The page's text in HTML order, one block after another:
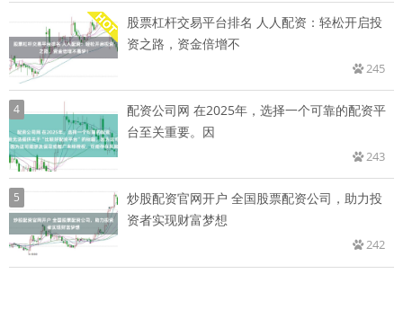
股票杠杆交易平台排名 人人配资：轻松开启投
资之路，资金倍增不
245
4
配资公司网 在2025年，选择一个可靠的配资平
台至关重要。因
243
5
炒股配资官网开户 全国股票配资公司，助力投
资者实现财富梦想
242